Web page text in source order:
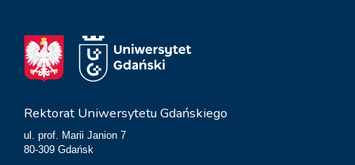
Rektorat Uniwersytetu Gdańskiego
ul. prof. Marii Janion 7
80-309 Gdańsk